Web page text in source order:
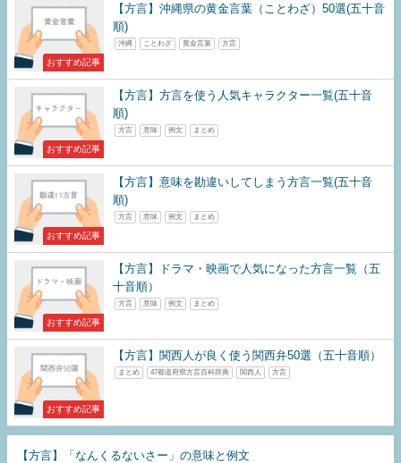
おすすめ記事
【方言】沖縄県の黄金言葉（ことわざ）50選(五十音
順)
沖縄 ことわざ 黄金言葉 方言
おすすめ記事
【方言】方言を使う人気キャラクター一覧(五十音
順)
方言 意味 例文 まとめ
おすすめ記事
【方言】意味を勘違いしてしまう方言一覧(五十音
順)
方言 意味 例文 まとめ
おすすめ記事
【方言】ドラマ・映画で人気になった方言一覧（五
十音順）
方言 意味 例文 まとめ
おすすめ記事
【方言】関西人が良く使う関西弁50選（五十音順）
まとめ 47都道府県方言百科辞典 関西人 方言
【方言】「なんくるないさー」の意味と例文